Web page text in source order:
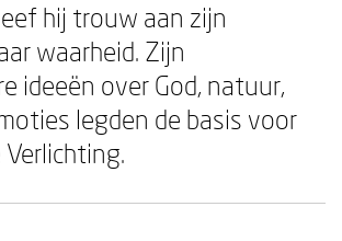
hij trouw aan zijn
waarheid. Zijn
ideeën over God, natuur,
legden de basis voor